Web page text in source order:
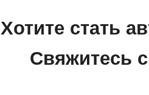
Хотите стать
Свяжитесь